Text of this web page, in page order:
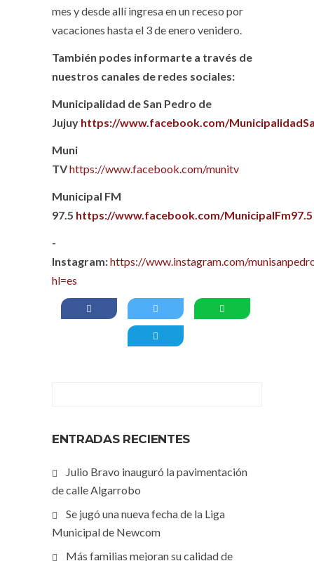
mes y desde allí ingresa en un receso por
vacaciones hasta el 3 de enero venidero.
También podes informarte a través de
nuestros canales de redes sociales:
Municipalidad de San Pedro de
Jujuy https://www.facebook.com/
Muni
TVhttps://www.facebook.com/munitv
Municipal FM
97.5 https://www.facebook.com/MunicipalFm97.5
-
Instagram:https://www.instagram.com/
hl=es
ENTRADAS RECIENTES
Julio Bravo inauguró la pavimentación
de calle Algarrobo
Se jugó una nueva fecha de la Liga
Municipal de Newcom
Más familias mejoran su calidad de